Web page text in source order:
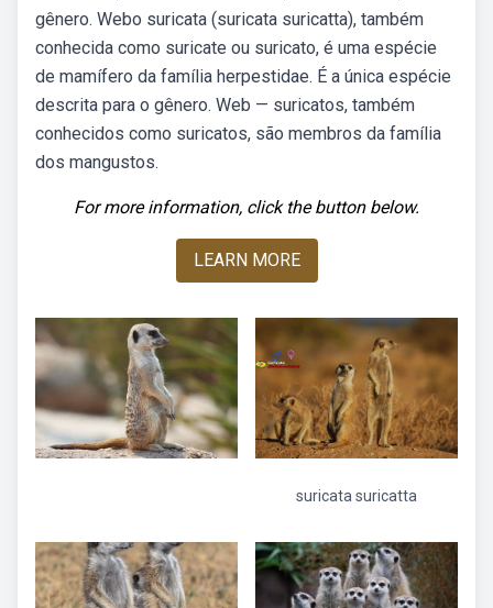
gênero. Webo suricata (suricata suricatta), também
conhecida como suricate ou suricato, é uma espécie
de mamífero da família herpestidae. É a única espécie
descrita para o gênero. Web — suricatos, também
conhecidos como suricatos, são membros da família
dos mangustos.
For more information, click the button below.
LEARN MORE
suricata suricatta